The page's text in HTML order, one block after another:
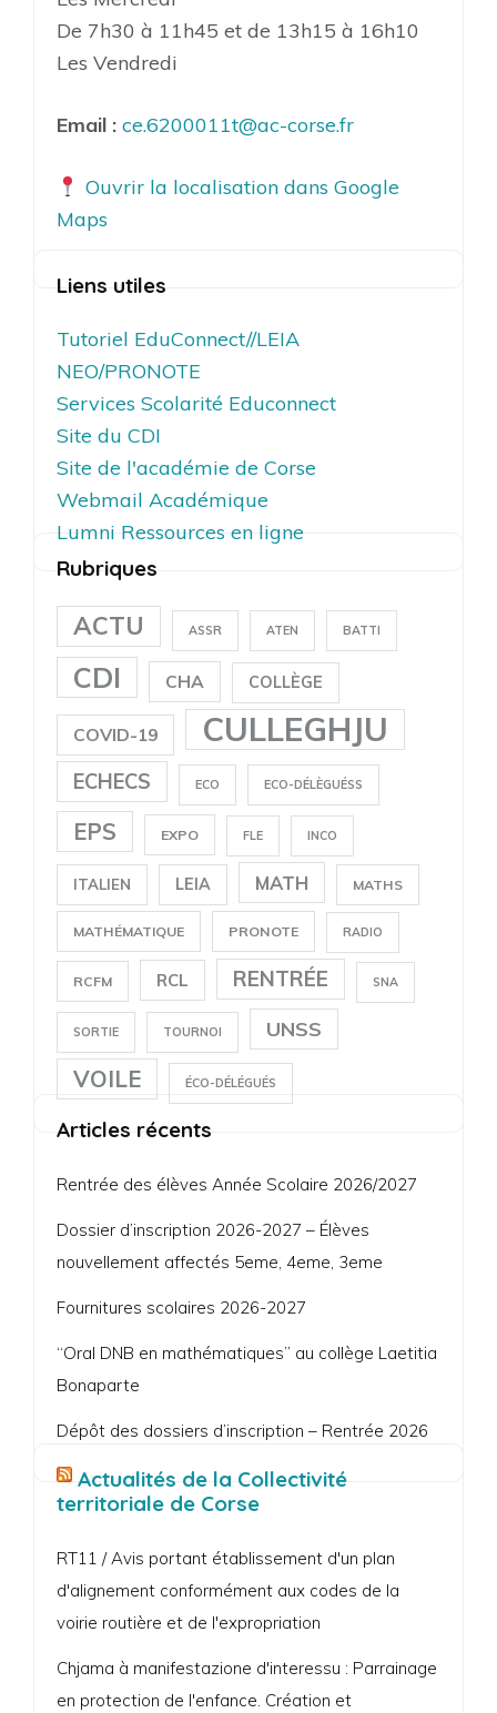
De 7h30 à 11h45 et de 13h15 à 16h10
Les Vendredi
Email : ce.6200011t@ac-corse.fr
Ouvrir la localisation dans Google
Maps
Liens utiles
Tutoriel EduConnect//LEIA
NEO/PRONOTE
Services Scolarité Educonnect
Site du CDI
Site de l'académie de Corse
Webmail Académique
Lumni Ressources en ligne
Rubriques
ACTU ASSR ATEN BATTI
CDI CHA COLLÈGE
COVID-19 CULLEGHJU
ECHECS ECO ECO-DÉLÈGUÉSS
EPS EXPO FLE INCO
ITALIEN LEIA MATH MATHS
MATHÉMATIQUE PRONOTE RADIO
RCFM RCL RENTRÉE SNA
SORTIE TOURNOI UNSS
VOILE ÉCO-DÉLÉGUÉS
Articles récents
Rentrée des élèves Année Scolaire 2026/2027
Dossier d’inscription 2026-2027 – Élèves
nouvellement affectés 5eme, 4eme, 3eme
Fournitures scolaires 2026-2027
“Oral DNB en mathématiques” au collège Laetitia
Bonaparte
Dépôt des dossiers d’inscription – Rentrée 2026
Actualités de la Collectivité
territoriale de Corse
RT11 / Avis portant établissement d'un plan
d'alignement conformément aux codes de la
voirie routière et de l'expropriation
Chjama à manifestazione d'interessu : Parrainage
en protection de l'enfance. Création et